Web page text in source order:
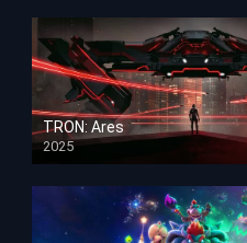
TRON: Ares
2025
HD 1080p